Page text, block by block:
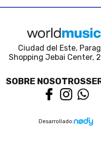
Ciudad del Este,
Shopping Jebai Center,
SOBRE NOSOTROS
Desarrollado: